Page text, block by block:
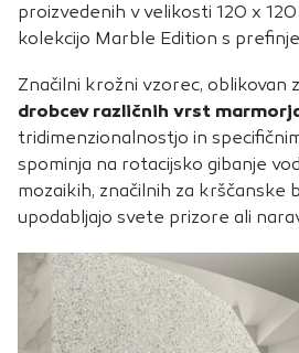
proizvedenih v velikosti 120 x
kolekcijo Marble Edition s
Značilni krožni vzorec, oblikovan
drobcev različnih vrst
tridimenzionalnostjo in
spominja na rotacijsko gibanje
mozaikih, značilnih za krščanske
upodabljajo svete prizore ali